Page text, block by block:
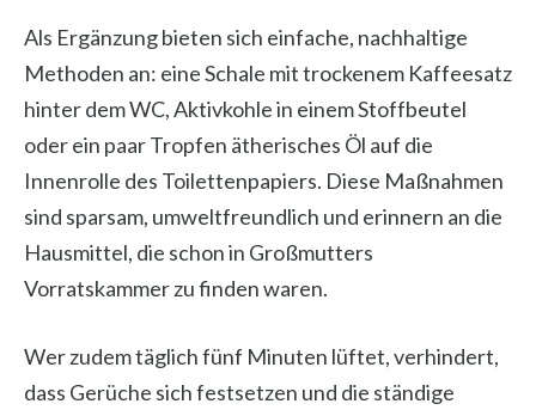
Als Ergänzung bieten sich einfache, nachhaltige
Methoden an: eine Schale mit trockenem Kaffeesatz
hinter dem WC, Aktivkohle in einem Stoffbeutel
oder ein paar Tropfen ätherisches Öl auf die
Innenrolle des Toilettenpapiers. Diese Maßnahmen
sind sparsam, umweltfreundlich und erinnern an die
Hausmittel, die schon in Großmutters
Vorratskammer zu finden waren.
Wer zudem täglich fünf Minuten lüftet, verhindert,
dass Gerüche sich festsetzen und die ständige